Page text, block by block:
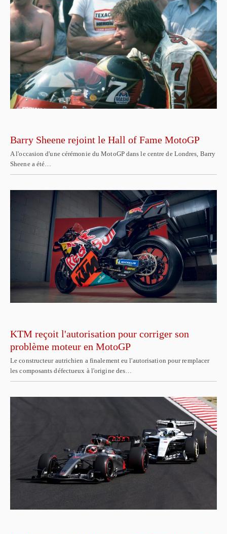
Barry Sheene rejoint le Hall of Fame MotoGP
A l'occasion d'une cérémonie du MotoGP dans le centre de Londres, Barry
Sheene a été…
KTM reçoit l'autorisation pour corriger son
problème moteur en MotoGP
Le constructeur autrichien a finalement eu l'autorisation pour remplacer
les composants défectueux à l'origine des…